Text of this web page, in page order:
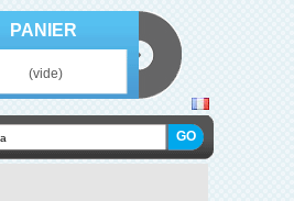
PANIER
(vide)